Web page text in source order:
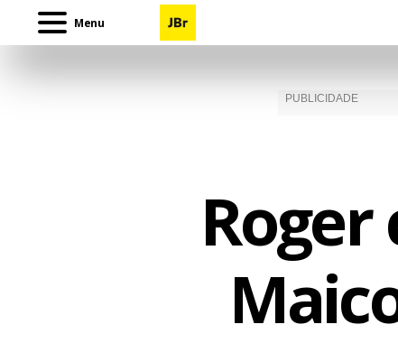
Menu